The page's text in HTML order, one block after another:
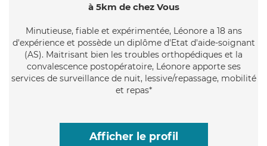
à 5km de chez Vous
Minutieuse, fiable et expérimentée, Léonore a 18 ans
d'expérience et possède un diplôme d'Etat d'aide-soignant
(AS). Maitrisant bien les troubles orthopédiques et la
convalescence postopératoire, Léonore apporte ses
services de surveillance de nuit, lessive/repassage, mobilité
et repas*
Afficher le profil